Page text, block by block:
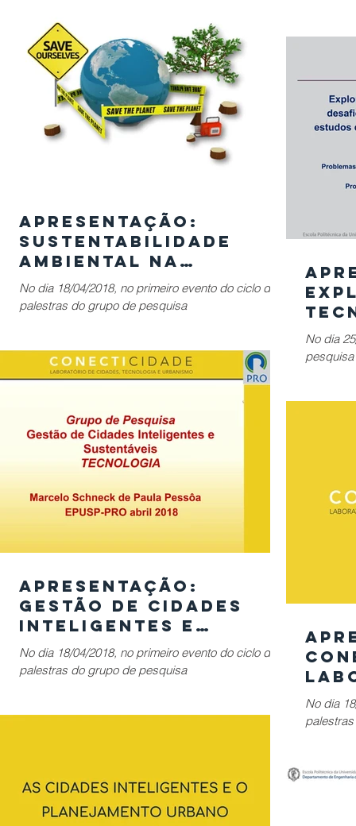
Apresentação:
SUSTENTABILIDADE
AMBIENTAL NA
CONSTRUÇÃO CIVIL
No dia 18/04/2018, no primeiro evento do ciclo de
palestras do grupo de pesquisa
No dia
Apresentação:
GESTÃO DE CIDADES
INTELIGENTES E
SUSTENTÁVEIS -
TECNOLOGIA
No dia 18/04/2018, no primeiro evento do ciclo de
palestras do grupo de pesquisa
E
No dia